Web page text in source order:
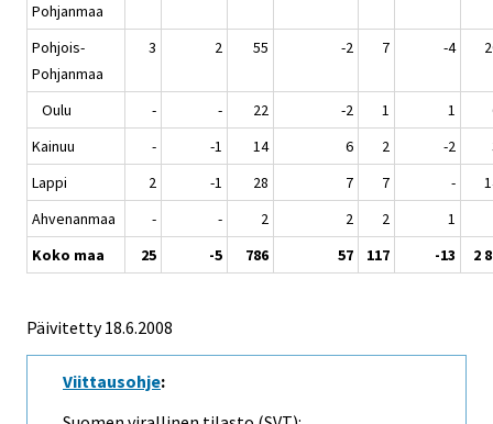
Pohjanmaa
Pohjois-
Pohjanmaa
3 2 55 -2 7 -4
Oulu - - 22 -2 1 1
Kainuu
- -1 14 6 2 -2
Lappi
2 -1 28 7 7 -
Ahvenanmaa
- - 2 2 2
1
Koko maa
25 -5 786 57 117 -13 2
Päivitetty18.6.2008
Viittausohje: